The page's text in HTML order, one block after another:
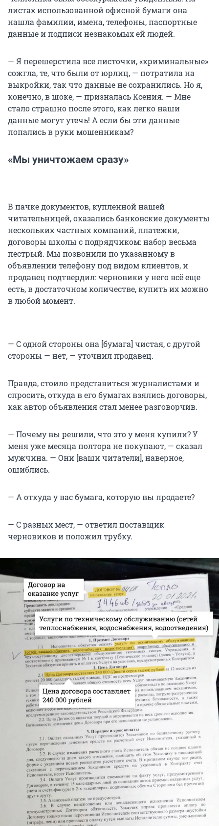
листах использованной офисной бумаги она
нашла фамилии, имена, телефоны, паспортные
данные и подписи незнакомых ей людей.
— Я перешерстила все листочки, «криминальные»
сожгла, те, что были от юрлиц, — потратила на
выкройки, так что данные не сохранились. Но я,
конечно, в шоке, — призналась Ксения. — Мне
стало страшно после этого, как легко наши
данные могут утечь! А если бы эти данные
попались в руки мошенникам?
«Мы уничтожаем сразу»
В пачке документов, купленной нашей
читательницей, оказались банковские документы
нескольких частных компаний, платежки,
договоры школы с подрядчиком: набор весьма
пестрый. Мы позвонили по указанному в
объявлении телефону под видом клиентов, и
продавец подтвердил: черновики у него всё еще
есть, в достаточном количестве, купить их можно
в любой момент.
— С одной стороны она [бумага] чистая, с другой
стороны — нет, — уточнил продавец.
Правда, стоило представиться журналистами и
спросить, откуда в его бумагах взялись договоры,
как автор объявления стал менее разговорчив.
— Почему вы решили, что это у меня купили? У
меня уже месяца полтора не покупают, — сказал
мужчина. — Они [ваши читатели], наверное,
ошиблись.
— А откуда у вас бумага, которую вы продаете?
— С разных мест, — ответил поставщик
черновиков и положил трубку.